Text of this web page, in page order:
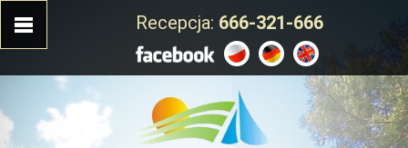
Recepcja: 666-321-666